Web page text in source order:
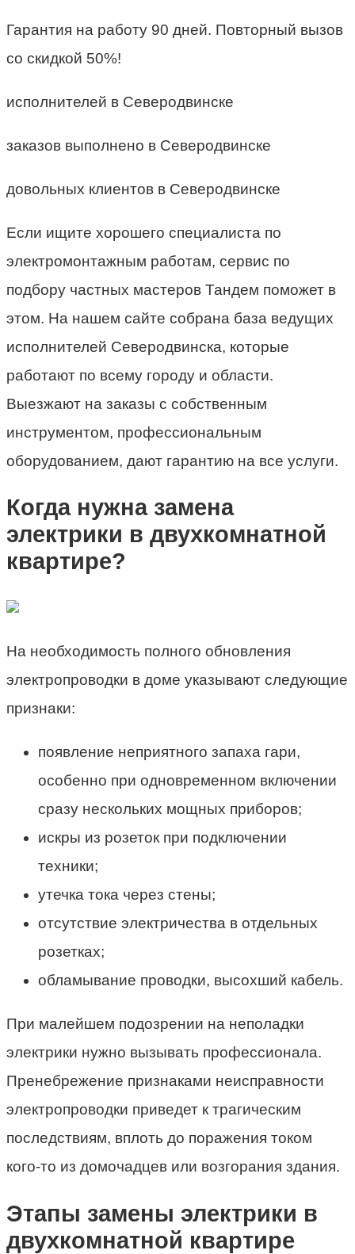
Гарантия на работу 90 дней. Повторный вызов
со скидкой 50%!
исполнителей в Северодвинске
заказов выполнено в Северодвинске
довольных клиентов в Северодвинске
Если ищите хорошего специалиста по
электромонтажным работам, сервис по
подбору частных мастеров Тандем поможет в
этом. На нашем сайте собрана база ведущих
исполнителей Северодвинска, которые
работают по всему городу и области.
Выезжают на заказы с собственным
инструментом, профессиональным
оборудованием, дают гарантию на все услуги.
Когда нужна замена
электрики в двухкомнатной
квартире?
На необходимость полного обновления
электропроводки в доме указывают следующие
признаки:
появление неприятного запаха гари,
особенно при одновременном включении
сразу нескольких мощных приборов;
искры из розеток при подключении
техники;
утечка тока через стены;
отсутствие электричества в отдельных
розетках;
обламывание проводки, высохший кабель.
При малейшем подозрении на неполадки
электрики нужно вызывать профессионала.
Пренебрежение признаками неисправности
электропроводки приведет к трагическим
последствиям, вплоть до поражения током
кого-то из домочадцев или возгорания здания.
Этапы замены электрики в
двухкомнатной квартире